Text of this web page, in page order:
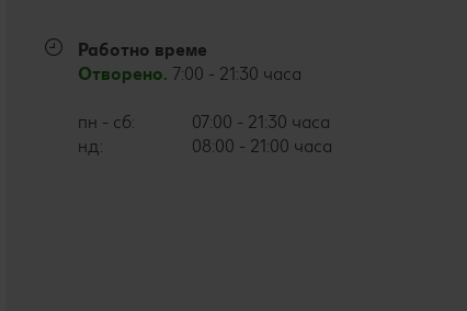
Работно време
Отворено. 7:00 - 21:30 часа
пн - сб:
07:00 - 21:30 часа
нд:
08:00 - 21:00 часа